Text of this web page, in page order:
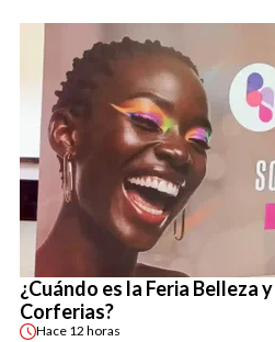
¿Cuándo es la Feria Belleza
Corferias?
Hace 12 horas